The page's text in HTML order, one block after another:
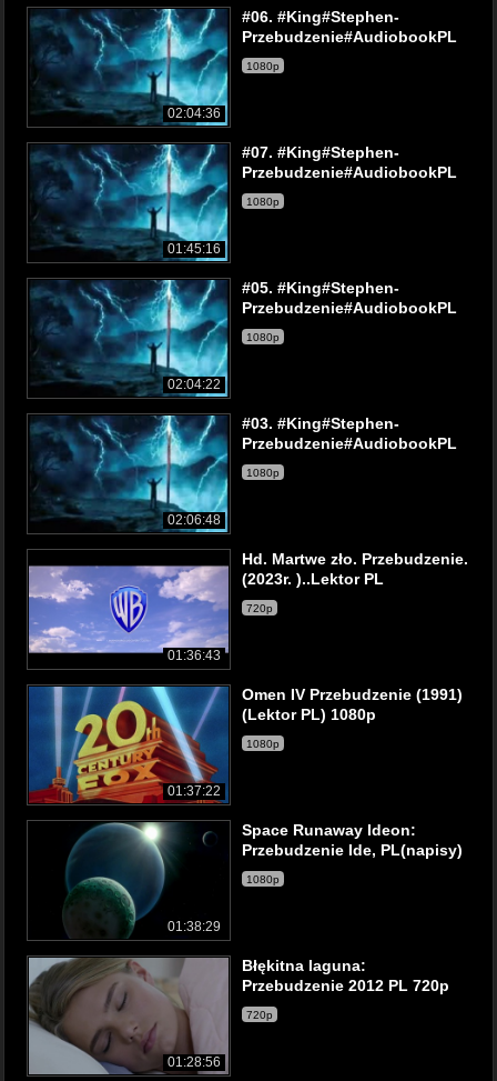
02:04:36
#06. #King#Stephen-
Przebudzenie#AudiobookPL
1080p
01:45:16
#07. #King#Stephen-
Przebudzenie#AudiobookPL
1080p
02:04:22
#05. #King#Stephen-
Przebudzenie#AudiobookPL
1080p
02:06:48
#03. #King#Stephen-
Przebudzenie#AudiobookPL
1080p
01:36:43
Hd. Martwe zło. Przebudzenie.
(2023r. )..Lektor PL
720p
01:37:22
Omen IV Przebudzenie (1991)
(Lektor PL) 1080p
1080p
01:38:29
Space Runaway Ideon:
Przebudzenie Ide, PL(napisy)
1080p
01:28:56
Błękitna laguna:
Przebudzenie 2012 PL 720p
720p